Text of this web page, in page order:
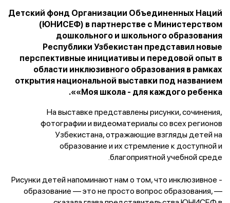
Детский фонд Организации Объединенных Наций
(ЮНИСЕФ) в партнерстве с Министерством
дошкольного и школьного образования
Республики Узбекистан представил новые
перспективные инициативы и передовой опыт в
области инклюзивного образования в рамках
открытия национальной выставки под названием
«Моя школа - для каждого ребенка».
На выставке представлены рисунки, сочинения,
фотографии и видеоматериалы со всех регионов
Узбекистана, отражающие взгляды детей на
образование и их стремление к доступной и
благоприятной учебной среде.
- Рисунки детей напоминают нам о том, что инклюзивное
образование — это не просто вопрос образования, —